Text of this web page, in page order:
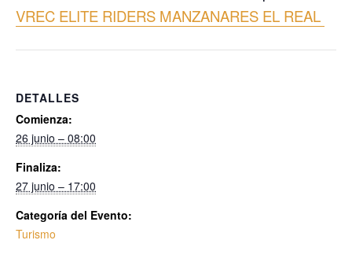
VREC ELITE RIDERS MANZANARES EL REAL
DETALLES
Comienza:
26 junio – 08:00
Finaliza:
27 junio – 17:00
Categoría del Evento:
Turismo